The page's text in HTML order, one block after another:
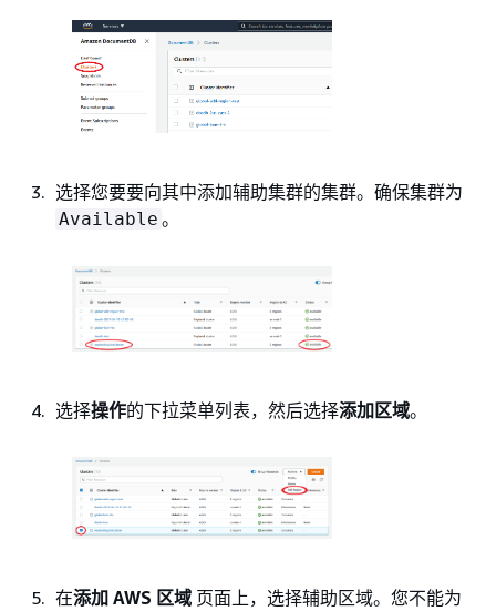
选择您要要向其中添加辅助集群的集群。确保集群为
Available 。
选择操作的下拉菜单列表，然后选择添加区域。
在添加 AWS 区域 页面上，选择辅助区域。您不能为